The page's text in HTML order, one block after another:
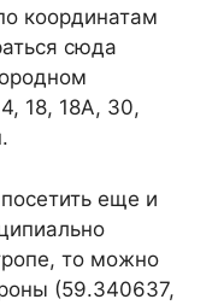
координатам
сюда
18, 18А, 30,
еще и
то можно
(59.340637,